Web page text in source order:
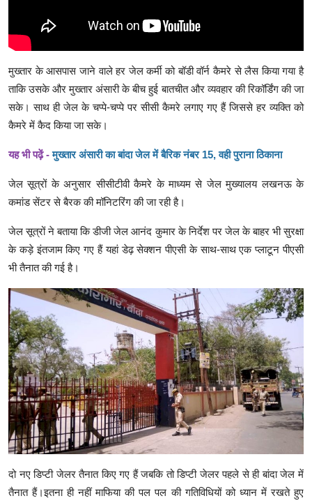
मुख्तार के आसपास जाने वाले हर जेल कर्मी को बॉडी वॉर्न कैमरे से लैस किया गया है
ताकि उसके और मुख्तार अंसारी के बीच हुई बातचीत और व्यवहार की रिकॉर्डिंग की जा
सके। साथ ही जेल के चप्पे-चप्पे पर सीसी कैमरे लगाए गए हैं जिससे हर व्यक्ति को
कैमरे में कैद किया जा सके।
यह भी पढ़ें -मुख्तार अंसारी का बांदा जेल में बैरिक नंबर 15, वही पुराना ठिकाना
जेल सूत्रों के अनुसार सीसीटीवी कैमरे के माध्यम से जेल मुख्यालय लखनऊ के
कमांड सेंटर से बैरक की मॉनिटरिंग की जा रही है।
जेल सूत्रों ने बताया कि डीजी जेल आनंद कुमार के निर्देश पर जेल के बाहर भी सुरक्षा
के कड़े इंतजाम किए गए हैं यहां डेढ़ सेक्शन पीएसी के साथ-साथ एक प्लाटून पीएसी
भी तैनात की गई है।
दो नए डिप्टी जेलर तैनात किए गए हैं जबकि तो डिप्टी जेलर पहले से ही बांदा जेल में
तैनात हैं।इतना ही नहीं माफिया की पल पल की गतिविधियों को ध्यान में रखते हुए